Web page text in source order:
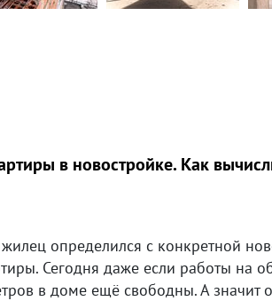
в новостройке. Как
определился с конкретной
Сегодня даже если работы на
в доме ещё свободны. А значит